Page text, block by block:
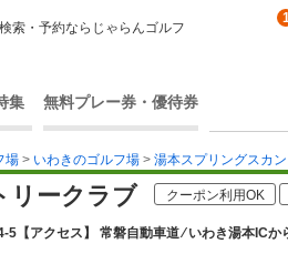
索・予約ならじゃらんゴルフ
集 無料プレー券・優待券
1
場 > いわきのゴルフ場 > 湯本スプリングスカ
リークラブ クーポン利用OK
5 【アクセス】 常磐自動車道 ⁄ いわき湯本IC